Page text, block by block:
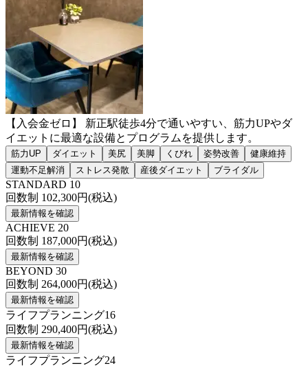
【入会金ゼロ】 新正駅徒歩4分で通いやすい、筋力UPやダ
イエットに最適な設備とプログラムを提供します。
筋力UP ダイエット 美尻 美脚 くびれ 姿勢改善
健康維持
運動不足解消
ストレス発散 産後ダイエット ブライダル
STANDARD 10
回数制 102,300円(税込)
最新情報を確認
ACHIEVE 20
回数制 187,000円(税込)
最新情報を確認
BEYOND 30
回数制 264,000円(税込)
最新情報を確認
ライフプランニング16
回数制 290,400円(税込)
最新情報を確認
ライフプランニング24